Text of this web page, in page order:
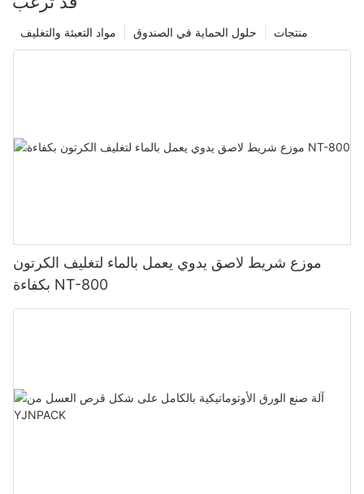
منتجات حلول الحماية في الصندوق مواد التعبئة والتغليف
موزع شريط لاصق يدوي يعمل بالماء لتغليف الكرتون
بكفاءة NT-800